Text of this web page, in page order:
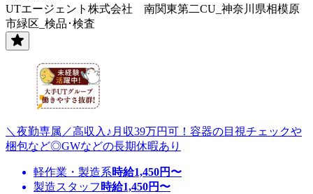
UTエージェント株式会社 南関東第二CU_神奈川県相模原
市緑区_検品･検査
＼夜勤専属／高収入♪月収39万円可！容器の目視チェックや
梱包など◎GWなどの長期休暇あり
軽作業・製造系時給1,450円〜
製造スタッフ 時給1,450円〜